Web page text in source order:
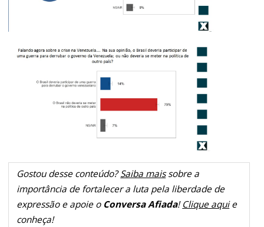
Gostou desse conteúdo?Saiba maissobre a
importância de fortalecer a luta pela liberdade de
expressão e apoie o Conversa Afiada!Clique aquie
conheça!